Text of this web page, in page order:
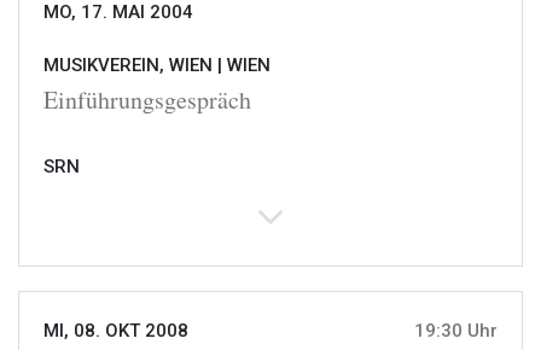
MO, 17. MAI 2004
MUSIKVEREIN, WIEN | WIEN
Einführungsgespräch
SRN
MI, 08. OKT 2008 19:30 Uhr